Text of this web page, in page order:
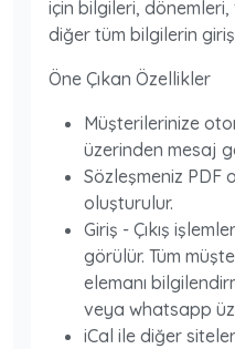
için bilgileri,
diğer tüm bilgilerin
Öne Çıkan Özellikler
Müşterilerinize
üzerinden mesaj
Sözleşmeniz
oluşturulur.
Giriş - Çıkış
görülür. Tüm
elemanı
veya whatsapp
iCal ile diğer